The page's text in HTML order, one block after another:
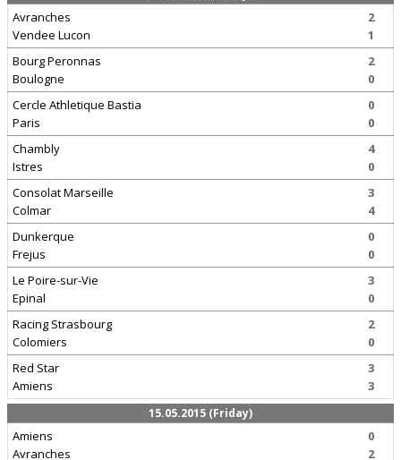
Avranches
Vendee Lucon
2
1
Bourg Peronnas
Boulogne
2
0
Cercle Athletique Bastia
Paris
0
0
Chambly
Istres
4
0
Consolat Marseille
Colmar
3
4
Dunkerque
Frejus
0
0
Le Poire-sur-Vie
Epinal
3
0
Racing Strasbourg
Colomiers
2
0
Red Star
Amiens
3
3
15.05.2015 (Friday)
Amiens
Avranches
0
2